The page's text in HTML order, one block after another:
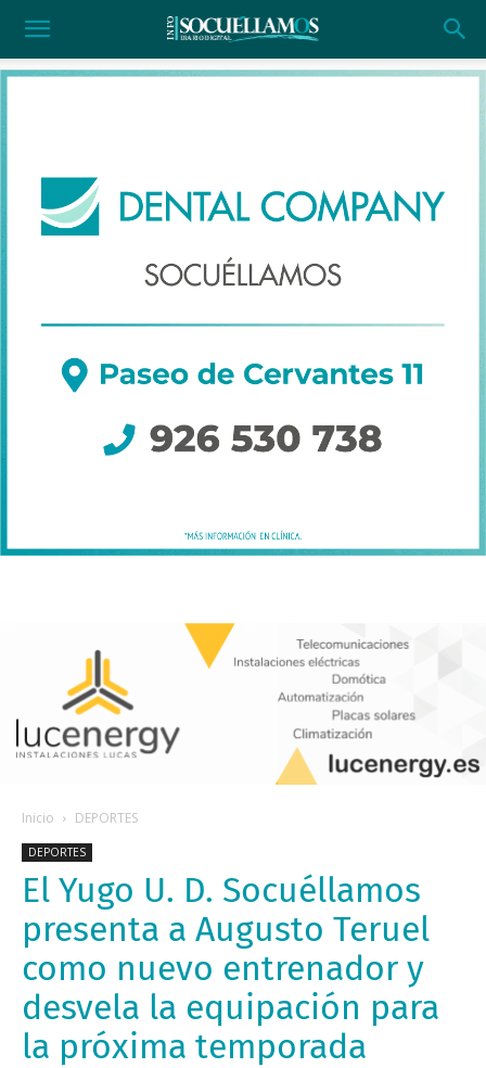
Inicio DEPORTES
DEPORTES
El Yugo U. D. Socuéllamos
presenta a Augusto Teruel
como nuevo entrenador y
desvela la equipación para
la próxima temporada